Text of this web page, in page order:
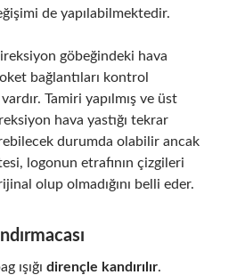
de yapılabilmektedir.
göbeğindeki hava
bağlantıları kontrol
Tamiri yapılmış ve üst
hava yastığı tekrar
durumda olabilir ancak
logonun etrafının çizgileri
olup olmadığını belli eder.
ışığı dirençle kandırılır.